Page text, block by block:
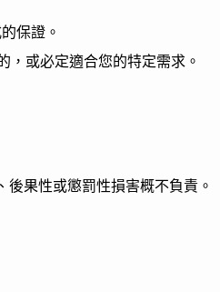
保證。
，或必定適合您的特定需求。
後果性或懲罰性損害概不負責。